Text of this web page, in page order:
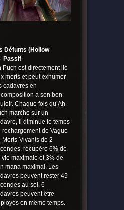
Défunts (Hollow
Passif
Puch est directement lié
morts et peut exhumer
cadavres en
à son bon
Chaque fois qu’Ah
marche sur un
il diminue le temps
rechargement de Vague
Morts-Vivants de 2
récupère 6% de
vie maximale et 3% de
mana maximal. Les
peuvent rester 45
au sol. 6
peuvent être
en même temps.